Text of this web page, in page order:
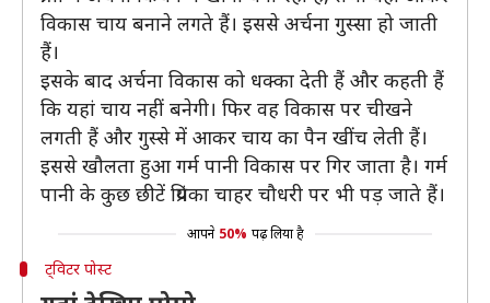
विकास चाय बनाने लगते हैं। इससे अर्चना गुस्सा हो जाती
हैं।
इसके बाद अर्चना विकास को धक्का देती हैं और कहती हैं
कि यहां चाय नहीं बनेगी। फिर वह विकास पर चीखने
लगती हैं और गुस्से में आकर चाय का पैन खींच लेती हैं।
इससे खौलता हुआ गर्म पानी विकास पर गिर जाता है। गर्म
पानी के कुछ छीटें प्रियंका चाहर चौधरी पर भी पड़ जाते हैं।
आपने 50% पढ़ लिया है
ट्विटर पोस्ट